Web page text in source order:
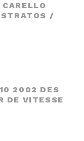
/
2002 DES
DE VITESSE